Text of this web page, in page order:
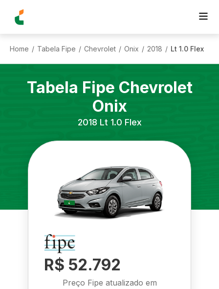
Home / Tabela Fipe / Chevrolet / Onix / 2018 / Lt 1.0 Flex
Tabela Fipe Chevrolet
Onix
2018 Lt 1.0 Flex
R$ 52.792
Preço Fipe atualizado em